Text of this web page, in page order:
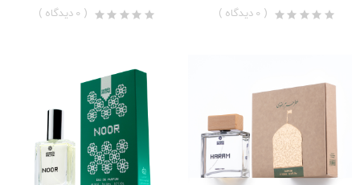
( 0 دیدگاه ) ( 0 دیدگاه )